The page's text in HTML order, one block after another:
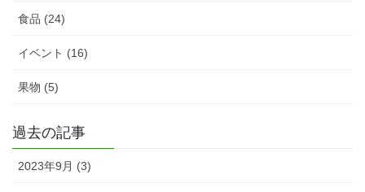
食品 (24)
イベント (16)
果物 (5)
過去の記事
2023年9月 (3)